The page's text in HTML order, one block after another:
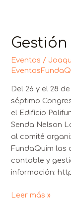
Gestión
Eventos /
Del 26 y el 28
séptimo
el Edificio
Senda Nelson
al comité
FundaQuim las
contable y
información:
Gestión
CUQA
7
Leer más »